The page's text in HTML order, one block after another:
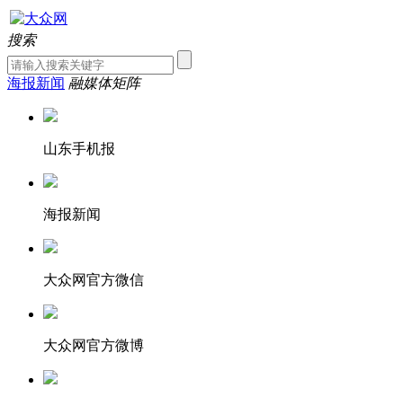
搜索
海报新闻 融媒体矩阵
山东手机报
海报新闻
大众网官方微信
大众网官方微博